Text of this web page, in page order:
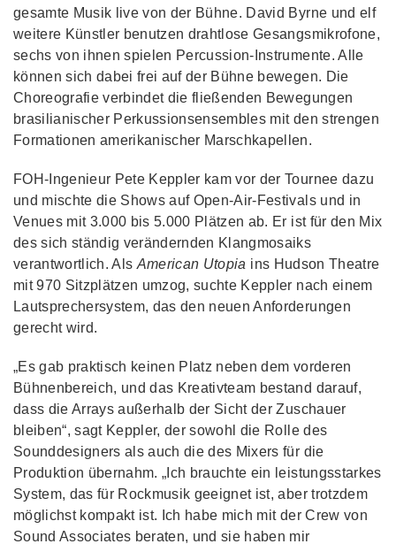
gesamte Musik live von der Bühne. David Byrne und elf
weitere Künstler benutzen drahtlose Gesangsmikrofone,
sechs von ihnen spielen Percussion-Instrumente. Alle
können sich dabei frei auf der Bühne bewegen. Die
Choreografie verbindet die fließenden Bewegungen
brasilianischer Perkussionsensembles mit den strengen
Formationen amerikanischer Marschkapellen.
FOH-Ingenieur Pete Keppler kam vor der Tournee dazu
und mischte die Shows auf Open-Air-Festivals und in
Venues mit 3.000 bis 5.000 Plätzen ab. Er ist für den Mix
des sich ständig verändernden Klangmosaiks
verantwortlich. Als American Utopia ins Hudson Theatre
mit 970 Sitzplätzen umzog, suchte Keppler nach einem
Lautsprechersystem, das den neuen Anforderungen
gerecht wird.
„Es gab praktisch keinen Platz neben dem vorderen
Bühnenbereich, und das Kreativteam bestand darauf,
dass die Arrays außerhalb der Sicht der Zuschauer
bleiben“, sagt Keppler, der sowohl die Rolle des
Sounddesigners als auch die des Mixers für die
Produktion übernahm. „Ich brauchte ein leistungsstarkes
System, das für Rockmusik geeignet ist, aber trotzdem
möglichst kompakt ist. Ich habe mich mit der Crew von
Sound Associates beraten, und sie haben mir